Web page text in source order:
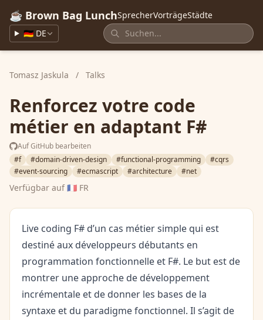
☕ Brown Bag LunchSprecherVorträgeStädte
🇩🇪 DE
Tomasz Jaskula / Talks
Renforcez votre code
métier en adaptant F#
Auf GitHub bearbeiten
#f
#domain-driven-design #functional-programming
#cqrs
#event-sourcing
#ecmascript #architecture #net
Verfügbar auf🇫🇷 FR
Live coding F# d’un cas métier simple qui est
destiné aux développeurs débutants en
programmation fonctionnelle et F#. Le but est de
montrer une approche de développement
incrémentale et de donner les bases de la
syntaxe et du paradigme fonctionnel. Il s’agit de